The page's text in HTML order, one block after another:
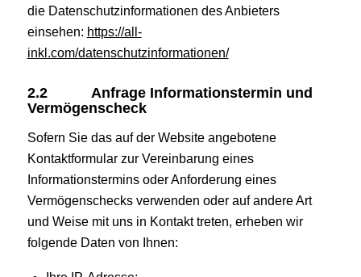
die Datenschutzinformationen des Anbieters
einsehen: https://all-
inkl.com/datenschutzinformationen/
2.2 Anfrage Informationstermin und
Vermögenscheck
Sofern Sie das auf der Website angebotene
Kontaktformular zur Vereinbarung eines
Informationstermins oder Anforderung eines
Vermögenschecks verwenden oder auf andere Art
und Weise mit uns in Kontakt treten, erheben wir
folgende Daten von Ihnen: